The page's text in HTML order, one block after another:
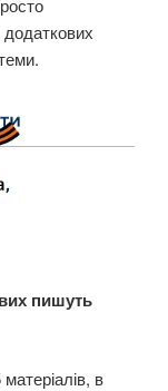
додаткових
пишуть
в